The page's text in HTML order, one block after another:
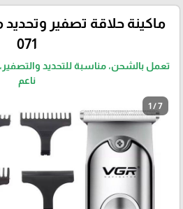
071
تعمل بالشحن، مناسبة للتحديد
ناعم
1 / 7